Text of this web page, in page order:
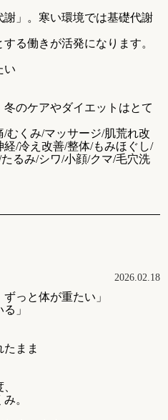
」。寒い環境では基礎代謝
る働きが活発になります。
い
のケアやダイエットはとて
むくみ/マッサージ/肌荒れ改
/冷え改善/整体/もみほぐし/
るみ/シワ/小顔/クマ/毛穴洗
2026.02.18
っと体が重たい」
」
まま
。